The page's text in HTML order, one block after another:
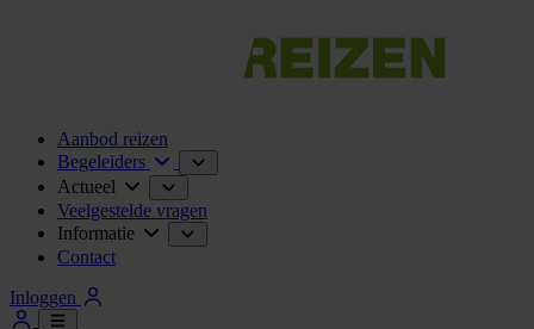
Aanbod reizen
Begeleiders
Actueel
Veelgestelde vragen
Informatie
Contact
Inloggen